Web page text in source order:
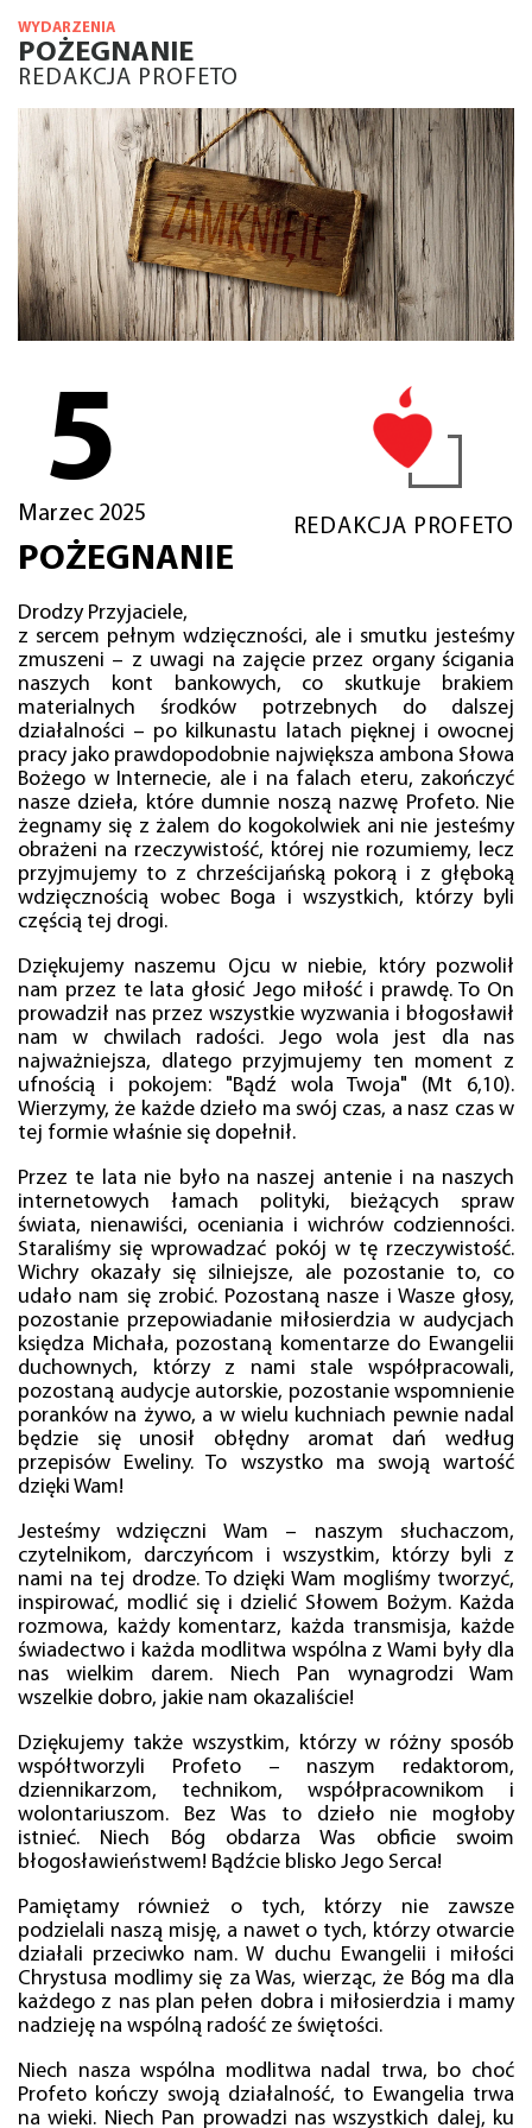
WYDARZENIA
POŻEGNANIE
REDAKCJA PROFETO
5
Marzec 2025
REDAKCJA PROFETO
POŻEGNANIE
Drodzy Przyjaciele,
z sercem pełnym wdzięczności, ale i smutku jesteśmy
zmuszeni – z uwagi na zajęcie przez organy ścigania
naszych kont bankowych, co skutkuje brakiem
materialnych środków potrzebnych do dalszej
działalności – po kilkunastu latach pięknej i owocnej
pracy jako prawdopodobnie największa ambona Słowa
Bożego w Internecie, ale i na falach eteru, zakończyć
nasze dzieła, które dumnie noszą nazwę Profeto. Nie
żegnamy się z żalem do kogokolwiek ani nie jesteśmy
obrażeni na rzeczywistość, której nie rozumiemy, lecz
przyjmujemy to z chrześcijańską pokorą i z głęboką
wdzięcznością wobec Boga i wszystkich, którzy byli
częścią tej drogi.
Dziękujemy naszemu Ojcu w niebie, który pozwolił
nam przez te lata głosić Jego miłość i prawdę. To On
prowadził nas przez wszystkie wyzwania i błogosławił
nam w chwilach radości. Jego wola jest dla nas
najważniejsza, dlatego przyjmujemy ten moment z
ufnością i pokojem: "Bądź wola Twoja" (Mt 6,10).
Wierzymy, że każde dzieło ma swój czas, a nasz czas w
tej formie właśnie się dopełnił.
Przez te lata nie było na naszej antenie i na naszych
internetowych łamach polityki, bieżących spraw
świata, nienawiści, oceniania i wichrów codzienności.
Staraliśmy się wprowadzać pokój w tę rzeczywistość.
Wichry okazały się silniejsze, ale pozostanie to, co
udało nam się zrobić. Pozostaną nasze i Wasze głosy,
pozostanie przepowiadanie miłosierdzia w audycjach
księdza Michała, pozostaną komentarze do Ewangelii
duchownych, którzy z nami stale współpracowali,
pozostaną audycje autorskie, pozostanie wspomnienie
poranków na żywo, a w wielu kuchniach pewnie nadal
będzie się unosił obłędny aromat dań według
przepisów Eweliny. To wszystko ma swoją wartość
dzięki Wam!
Jesteśmy wdzięczni Wam – naszym słuchaczom,
czytelnikom, darczyńcom i wszystkim, którzy byli z
nami na tej drodze. To dzięki Wam mogliśmy tworzyć,
inspirować, modlić się i dzielić Słowem Bożym. Każda
rozmowa, każdy komentarz, każda transmisja, każde
świadectwo i każda modlitwa wspólna z Wami były dla
nas wielkim darem. Niech Pan wynagrodzi Wam
wszelkie dobro, jakie nam okazaliście!
Dziękujemy także wszystkim, którzy w różny sposób
współtworzyli Profeto – naszym redaktorom,
dziennikarzom, technikom, współpracownikom i
wolontariuszom. Bez Was to dzieło nie mogłoby
istnieć. Niech Bóg obdarza Was obficie swoim
błogosławieństwem! Bądźcie blisko Jego Serca!
Pamiętamy również o tych, którzy nie zawsze
podzielali naszą misję, a nawet o tych, którzy otwarcie
działali przeciwko nam. W duchu Ewangelii i miłości
Chrystusa modlimy się za Was, wierząc, że Bóg ma dla
każdego z nas plan pełen dobra i miłosierdzia i mamy
nadzieję na wspólną radość ze świętości.
Niech nasza wspólna modlitwa nadal trwa, bo choć
Profeto kończy swoją działalność, to Ewangelia trwa
na wieki. Niech Pan prowadzi nas wszystkich dalej, ku